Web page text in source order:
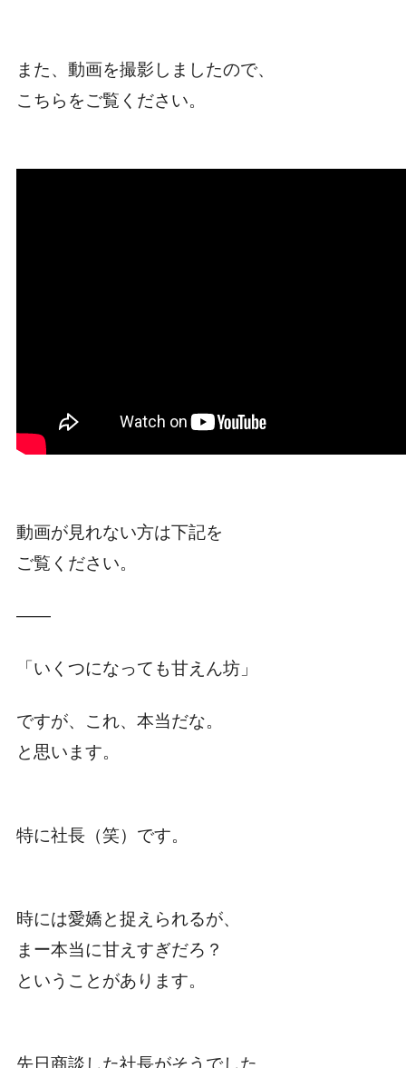
また、動画を撮影しましたので、
こちらをご覧ください。
動画が見れない方は下記を
ご覧ください。
――
「いくつになっても甘えん坊」
ですが、これ、本当だな。
と思います。
特に社長（笑）です。
時には愛嬌と捉えられるが、
まー本当に甘えすぎだろ？
ということがあります。
先日商談した社長がそうでした。